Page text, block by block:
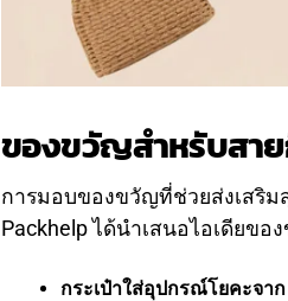
ของขวัญสำหรับสา
การมอบของขวัญที่ช่วยส่งเสริ
Packhelp ได้นำเสนอไอเดียข
กระเป๋าใส่อุปกรณ์โยคะจาก